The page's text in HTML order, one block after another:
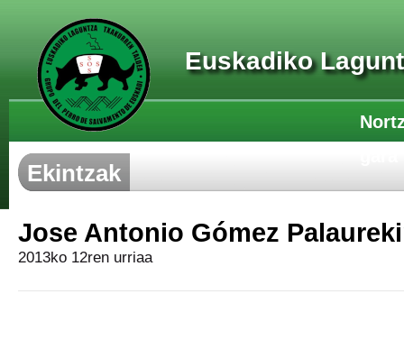
Euskadiko
Ekintzak
Jose Antonio Gómez
2013ko 12ren urriaa